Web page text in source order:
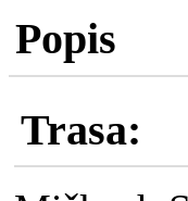
Popis
Trasa: